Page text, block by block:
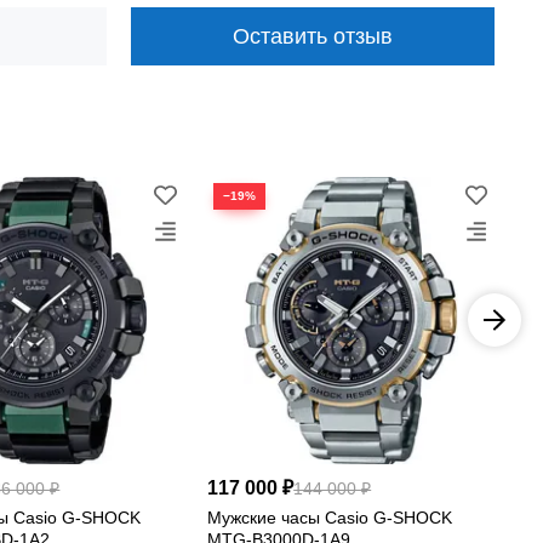
ремешок создают премиальный вид. Модель MTG-
Оставить отзыв
000 ₽
Casio G-SHOCK
1A2
−19%
117 000 ₽144 000 ₽
Мужские часы Casio G-SHOCK
MTG-B3000D-1A9